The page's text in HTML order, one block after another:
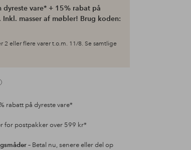
vare* + 15% rabat på
Inkl. masser af møbler! Brug koden:
2 eller flere varer t.o.m. 11/8. Se samtlige
rabatt på dyreste vare*
for postpakker over 599 kr*
– Betal nu, senere eller del op